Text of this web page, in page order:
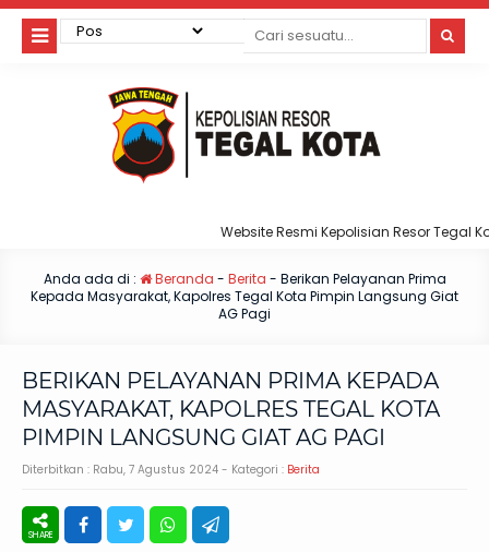
Website Resmi Kepolisian Resor Tegal Kota
Anda ada di : Beranda - Berita - Berikan Pelayanan Prima
Kepada Masyarakat, Kapolres Tegal Kota Pimpin Langsung Giat
AG Pagi
BERIKAN PELAYANAN PRIMA KEPADA
MASYARAKAT, KAPOLRES TEGAL KOTA
PIMPIN LANGSUNG GIAT AG PAGI
Diterbitkan : Rabu, 7 Agustus 2024 - Kategori : Berita